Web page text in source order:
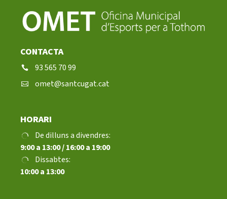
CONTACTA
93 565 70 99
omet@santcugat.cat
HORARI
De dilluns a divendres:
9:00 a 13:00 / 16:00 a 19:00
Dissabtes:
10:00 a 13:00
Butlletins
Fundesplai als mitjans
Fes voluntariat
Treballa amb nosaltres